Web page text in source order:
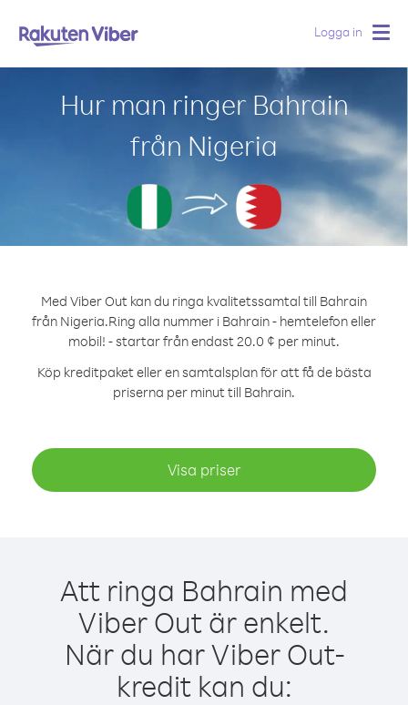
Logga in
Hur man ringer Bahrain
från Nigeria
Med Viber Out kan du ringa kvalitetssamtal till Bahrain
från Nigeria.Ring alla nummer i Bahrain - hemtelefon eller
mobil! - startar från endast 20.0 ¢ per minut.
Köp kreditpaket eller en samtalsplan för att få de bästa
priserna per minut till Bahrain.
Visa priser
Att ringa Bahrain med
Viber Out är enkelt.
När du har Viber Out-
kredit kan du: